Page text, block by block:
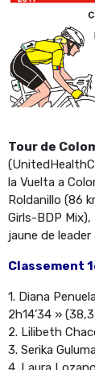
Tour de
la Vuelta a
Roldanillo (86
Girls-BDP Mix),
jaune de
Classement
1. Diana
2h14’34 »
2. Lilibeth
3. Serika